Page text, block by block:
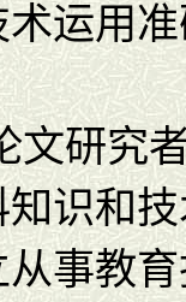
运用
研究
识和
从事教